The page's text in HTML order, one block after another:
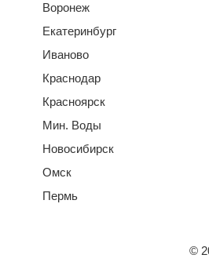
Воронеж
Екатеринбург
Иваново
Краснодар
Красноярск
Мин. Воды
Новосибирск
Омск
Пермь
©